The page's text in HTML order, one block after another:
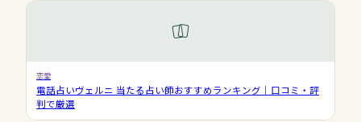
恋愛
電話占いヴェルニ 当たる占い師おすすめランキング｜口コミ・評
判で厳選